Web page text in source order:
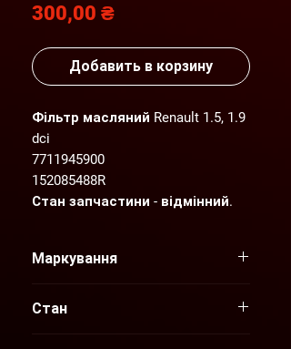
300,00 ₴Цена
Добавить в корзину
Фільтр масляний Renault 1.5, 1.9
dci
7711945900
152085488R
Стан запчастини - відмінний.
відеоогляд надсилаємо по
Маркування
152085488R
Стан